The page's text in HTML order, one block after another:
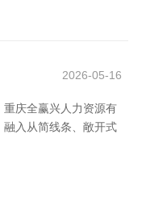
2026-05-16
庆全赢兴人力资源有
入从简线条、敞开式